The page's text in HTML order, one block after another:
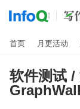
首页 月更活动
软件测试 /